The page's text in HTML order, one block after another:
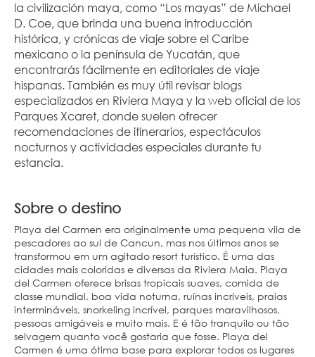
la civilización maya, como “Los mayas” de Michael
D. Coe, que brinda una buena introducción
histórica, y crónicas de viaje sobre el Caribe
mexicano o la península de Yucatán, que
encontrarás fácilmente en editoriales de viaje
hispanas. También es muy útil revisar blogs
especializados en Riviera Maya y la web oficial de los
Parques Xcaret, donde suelen ofrecer
recomendaciones de itinerarios, espectáculos
nocturnos y actividades especiales durante tu
estancia.
Sobre o destino
Playa del Carmen era originalmente uma pequena vila de
pescadores ao sul de Cancun, mas nos últimos anos se
transformou em um agitado resort turístico. É uma das
cidades mais coloridas e diversas da Riviera Maia. Playa
del Carmen oferece brisas tropicais suaves, comida de
classe mundial, boa vida noturna, ruínas incríveis, praias
intermináveis, snorkeling incrível, parques maravilhosos,
pessoas amigáveis e muito mais. E é tão tranquilo ou tão
selvagem quanto você gostaria que fosse. Playa del
Carmen é uma ótima base para explorar todos os lugares